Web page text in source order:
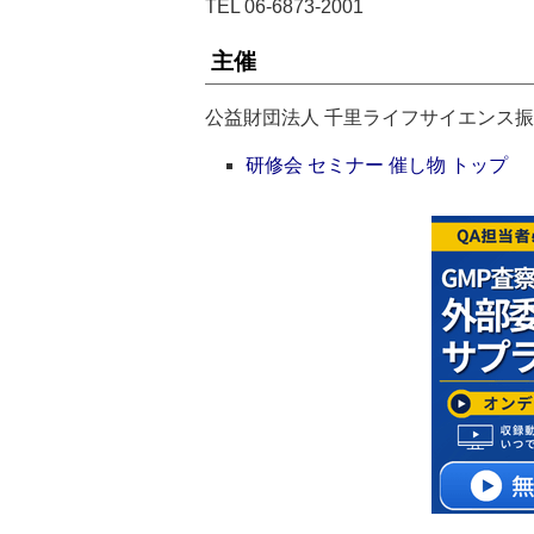
TEL 06-6873-2001
主催
公益財団法人 千里ライフサイエンス
研修会 セミナー 催し物 トップ